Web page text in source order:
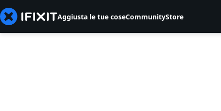
Aggiusta le tue coseCommunityStore